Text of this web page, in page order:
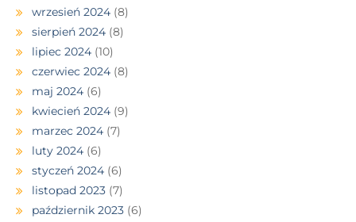
wrzesień 2024 (8)
sierpień 2024 (8)
lipiec 2024 (10)
czerwiec 2024 (8)
maj 2024 (6)
kwiecień 2024 (9)
marzec 2024 (7)
luty 2024 (6)
styczeń 2024 (6)
listopad 2023 (7)
październik 2023 (6)